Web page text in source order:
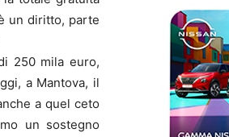
un diritto, parte
250 mila euro,
a Mantova, il
a quel ceto
un sostegno